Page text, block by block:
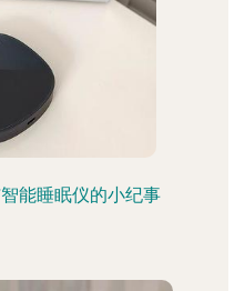
能睡眠仪的小纪事